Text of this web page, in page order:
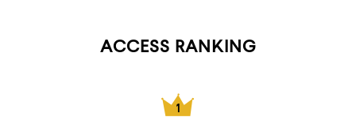
ACCESS RANKING